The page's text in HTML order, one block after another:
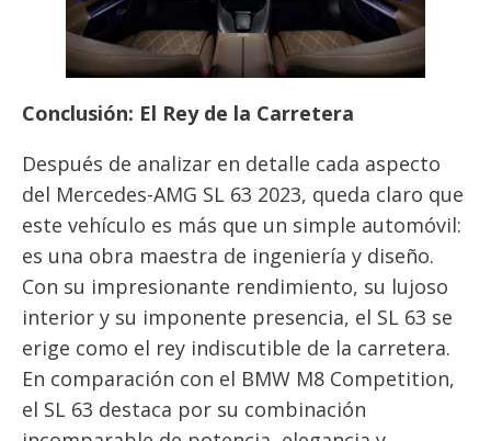
Conclusión: El Rey de la Carretera
Después de analizar en detalle cada aspecto
del Mercedes-AMG SL 63 2023, queda claro que
este vehículo es más que un simple automóvil:
es una obra maestra de ingeniería y diseño.
Con su impresionante rendimiento, su lujoso
interior y su imponente presencia, el SL 63 se
erige como el rey indiscutible de la carretera.
En comparación con el BMW M8 Competition,
el SL 63 destaca por su combinación